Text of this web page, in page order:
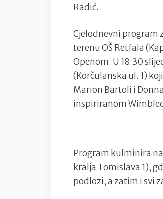
Radić.
Cjelodnevni program
terenu OŠ Retfala
Openom. U 18:30
(Korčulanska ul. 1)
Marion Bartoli i
inspiriranom
Program kulminira
kralja Tomislava 1),
podlozi, a zatim i svi